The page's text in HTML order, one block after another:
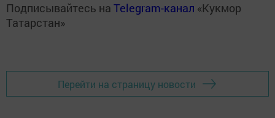
Подписывайтесь на Telegram-канал «Кукмор
Татарстан»
Перейти на страницу новости